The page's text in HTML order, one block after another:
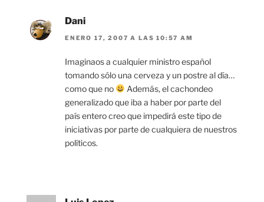
Dani
ENERO 17, 2007 A LAS 10:57 AM
Imaginaos a cualquier ministro español
tomando sólo una cerveza y un postre al día…
como que no
Además, el cachondeo
generalizado que iba a haber por parte del
país entero creo que impedirá este tipo de
iniciativas por parte de cualquiera de nuestros
políticos.